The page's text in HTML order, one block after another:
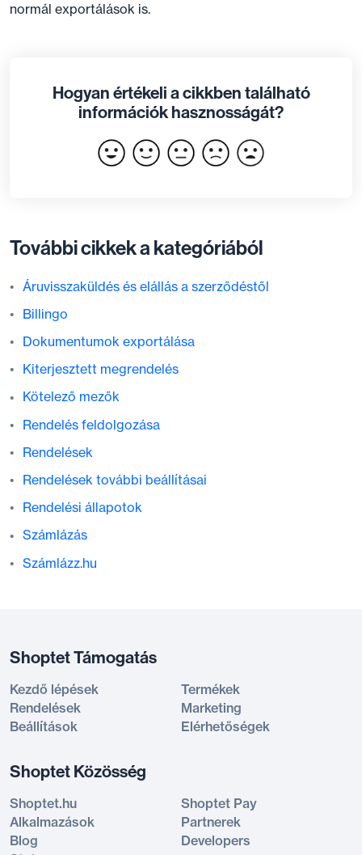
normál exportálások is.
Hogyan értékeli a cikkben található
információk hasznosságát?
További cikkek a kategóriából
Áruvisszaküldés és elállás a szerződéstől
Billingo
Dokumentumok exportálása
Kiterjesztett megrendelés
Kötelező mezők
Rendelés feldolgozása
Rendelések
Rendelések további beállításai
Rendelési állapotok
Számlázás
Számlázz.hu
Shoptet Támogatás
Kezdő lépések
Termékek
Rendelések
Marketing
Beállítások
Elérhetőségek
Shoptet Közösség
Shoptet.hu
Shoptet Pay
Alkalmazások
Partnerek
Blog
Developers